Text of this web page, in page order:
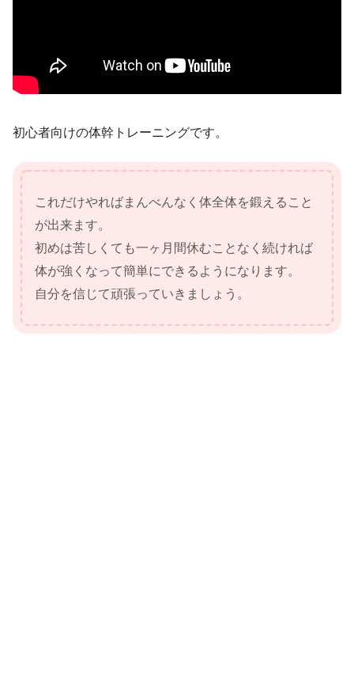
初心者向けの体幹トレーニングです。
これだけやればまんべんなく体全体を鍛えること
が出来ます。
初めは苦しくても一ヶ月間休むことなく続ければ
体が強くなって簡単にできるようになります。
自分を信じて頑張っていきましょう。